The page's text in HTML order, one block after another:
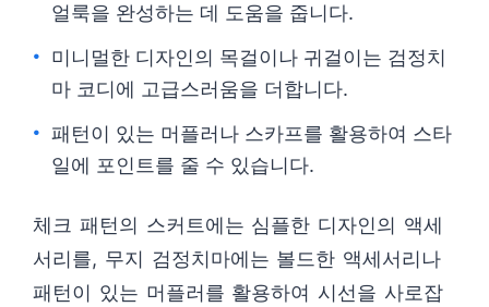
얼룩을 완성하는 데 도움을 줍니다.
미니멀한 디자인의 목걸이나 귀걸이는 검정치
마 코디에 고급스러움을 더합니다.
패턴이 있는 머플러나 스카프를 활용하여 스타
일에 포인트를 줄 수 있습니다.
체크 패턴의 스커트에는 심플한 디자인의 액세
서리를, 무지 검정치마에는 볼드한 액세서리나
패턴이 있는 머플러를 활용하여 시선을 사로잡